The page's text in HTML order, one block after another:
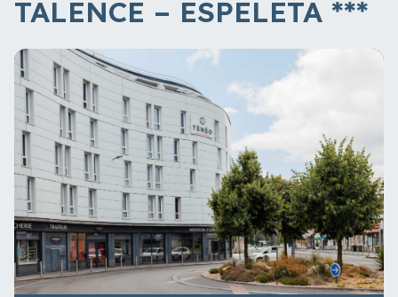
TALENCE – ESPELETA ***